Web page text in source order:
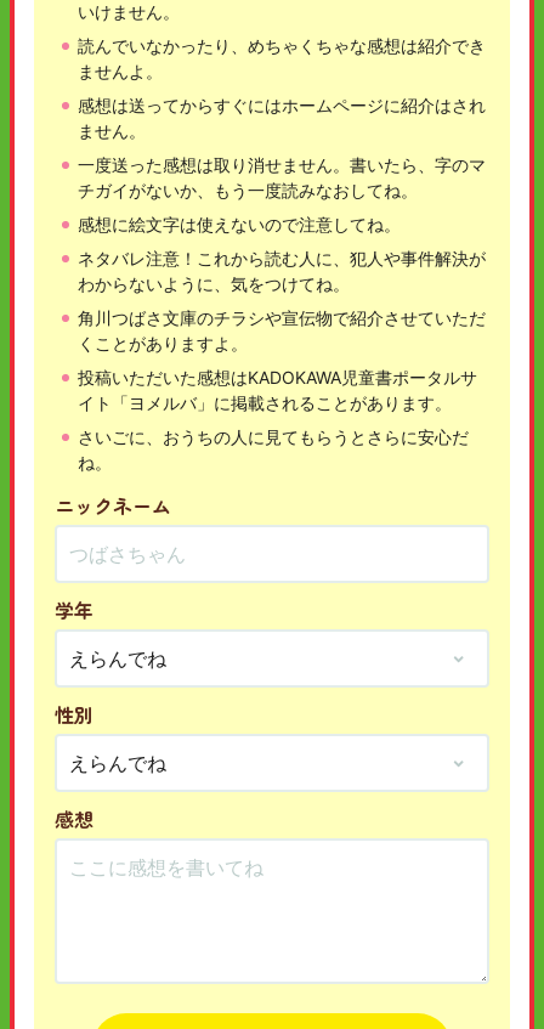
いけません。
読んでいなかったり、めちゃくちゃな感想は紹介でき
ませんよ。
感想は送ってからすぐにはホームページに紹介はされ
ません。
一度送った感想は取り消せません。書いたら、字のマ
チガイがないか、もう一度読みなおしてね。
感想に絵文字は使えないので注意してね。
ネタバレ注意！これから読む人に、犯人や事件解決が
わからないように、気をつけてね。
角川つばさ文庫のチラシや宣伝物で紹介させていただ
くことがありますよ。
投稿いただいた感想はKADOKAWA児童書ポータルサ
イト「ヨメルバ」に掲載されることがあります。
さいごに、おうちの人に見てもらうとさらに安心だ
ね。
ニックネーム
学年
性別
感想